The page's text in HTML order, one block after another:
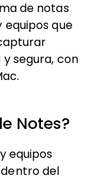
de notas
equipos que
segura, con
Notes?
equipos
del